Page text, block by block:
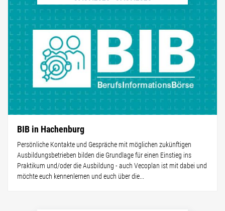
BIB in Hachenburg
Persönliche Kontakte und Gespräche mit möglichen zukünftigen
Ausbildungsbetrieben bilden die Grundlage für einen Einstieg ins
Praktikum und/oder die Ausbildung - auch Vecoplan ist mit dabei und
möchte euch kennenlernen und euch über die...